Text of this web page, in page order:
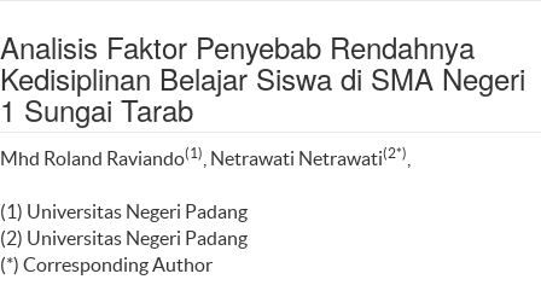
Analisis Faktor Penyebab Rendahnya
Kedisiplinan Belajar Siswa di SMA Negeri
1 Sungai Tarab
Mhd Roland Raviando(1) , Netrawati Netrawati(2*)
(1) Universitas Negeri Padang
(2) Universitas Negeri Padang
(*) Corresponding Author